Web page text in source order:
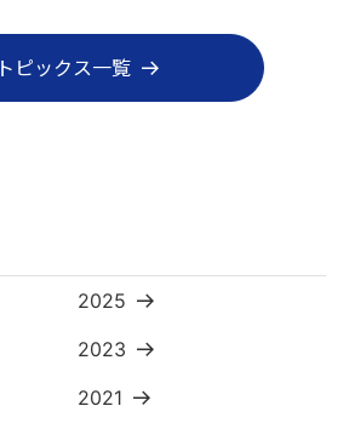
トピックス一覧
2025
2023
2021